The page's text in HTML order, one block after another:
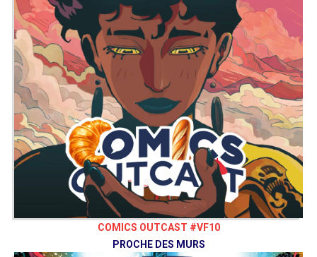
COMICS OUTCAST #VF10
PROCHE DES MURS